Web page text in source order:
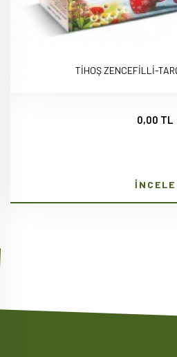
TİHOŞ ZENCEFİLLİ-
0,00 TL
İNCELE